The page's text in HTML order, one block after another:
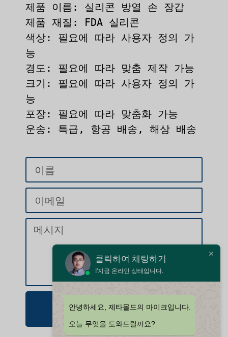
제품 이름: 실리콘 방열 손 장갑
제품 재질: FDA 실리콘
색상: 필요에 따라 사용자 정의 가
능
경도: 필요에 따라 맞춤 제작 가능
크기: 필요에 따라 사용자 정의 가
능
포장: 필요에 따라 맞춤화 가능
운송: 특급, 항공 배송, 해상 배송
문의 보내기
클릭하여 채팅하기
I'지금 온라인 상태입니다.
안녕하세요, 제타몰드의 마이크입니다.
오늘 무엇을 도와드릴까요?